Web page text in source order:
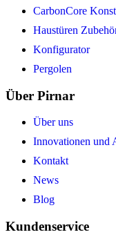
CarbonCore
Haustüren
Konfigurator
Pergolen
Über Pirnar
Über uns
Innovationen und
Kontakt
News
Blog
Kundenservice